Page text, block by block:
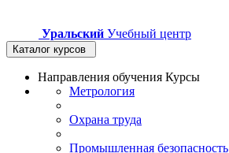
Уральский Учебный центр
Каталог курсов
Направления обучения Курсы
Метрология
Охрана труда
Промышленная безопасность